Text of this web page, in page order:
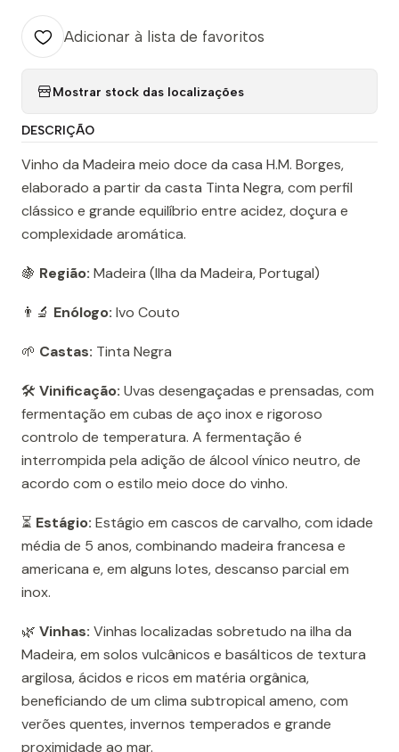
Adicionar à lista de favoritos
Mostrar stock das localizações
DESCRIÇÃO
Vinho da Madeira meio doce da casa H.M. Borges,
elaborado a partir da casta Tinta Negra, com perfil
clássico e grande equilíbrio entre acidez, doçura e
complexidade aromática.
🍇 Região: Madeira (Ilha da Madeira, Portugal)
👨‍🔬 Enólogo: Ivo Couto
🌱 Castas: Tinta Negra
🛠️ Vinificação: Uvas desengaçadas e prensadas, com
fermentação em cubas de aço inox e rigoroso
controlo de temperatura. A fermentação é
interrompida pela adição de álcool vínico neutro, de
acordo com o estilo meio doce do vinho.
⏳ Estágio: Estágio em cascos de carvalho, com idade
média de 5 anos, combinando madeira francesa e
americana e, em alguns lotes, descanso parcial em
inox.
🌿 Vinhas: Vinhas localizadas sobretudo na ilha da
Madeira, em solos vulcânicos e basálticos de textura
argilosa, ácidos e ricos em matéria orgânica,
beneficiando de um clima subtropical ameno, com
verões quentes, invernos temperados e grande
proximidade ao mar.